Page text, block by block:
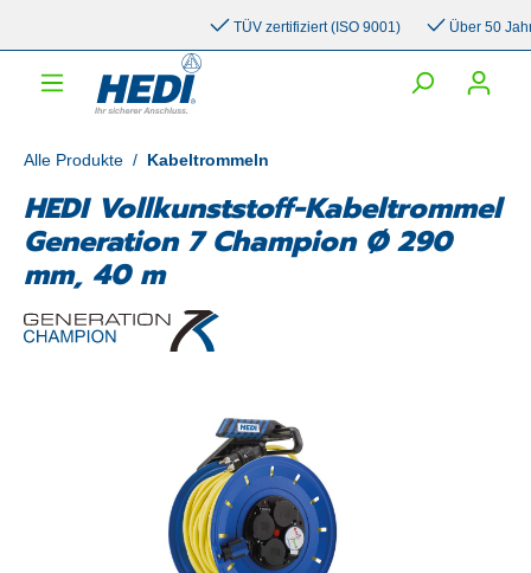
TÜV zertifiziert (ISO 9001) Über 50 Jahre
Alle Produkte / Kabeltrommeln
HEDI Vollkunststoff-Kabeltrommel
Generation 7 Champion Ø 290
mm, 40 m